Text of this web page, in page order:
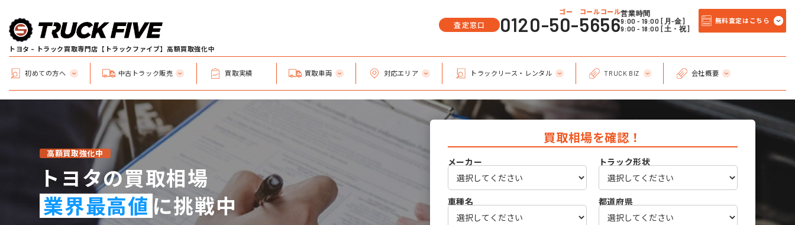
トヨタ - トラック買取専門店【トラックファイブ】高額買取強化中
査定窓口
ゴー コールコール
0120-50-5656営業時間
9:00 - 19:00 [月-金]
9:00 - 18:00 [土・祝]
無料査定はこちら
初めての方へ 中古トラック販売 買取実績 買取車両 対応エリア トラックリース・レンタル TRUCK BIZ 会社概要
高額買取強化中
トヨタの買取相場
業界最高値 に挑戦中
買取相場を確認！
メーカー トラック形状
車種名 都道府県